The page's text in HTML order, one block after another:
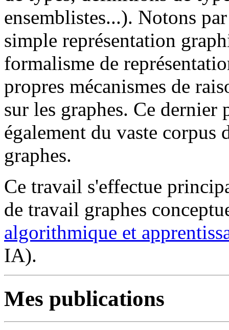
ensemblistes...). Notons
simple représentation
formalisme de
propres mécanismes de
sur les graphes. Ce
également du vaste corpus
graphes.
Ce travail s'effectue
de travail graphes
algorithmique et
IA).
Mes publications